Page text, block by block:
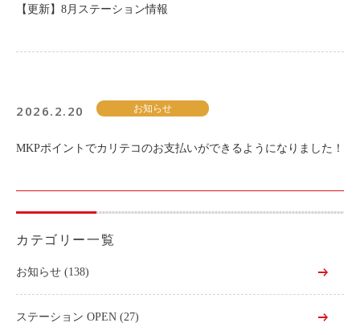
【更新】8月ステーション情報
2026.2.20 お知らせ
MKPポイントでカリテコのお支払いができるようになりました！
カテゴリー一覧
お知らせ (138)
ステーション OPEN (27)